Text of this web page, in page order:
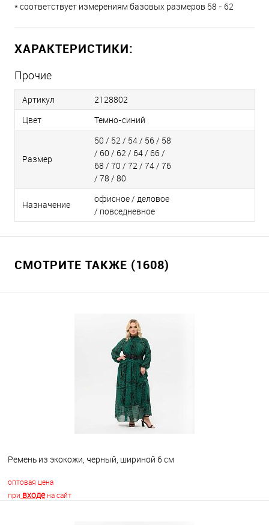
* соответствует измерениям базовых размеров 58 - 62
ХАРАКТЕРИСТИКИ:
Прочие
Артикул
2128802
Цвет
Темно-синий
Размер
50 / 52 / 54 / 56 / 58
/ 60 / 62 / 64 / 66 /
68 / 70 / 72 / 74 / 76
/ 78 / 80
Назначение
офисное / деловое
/ повседневное
СМОТРИТЕ ТАКЖЕ (1608)
Ремень из экокожи, черный, шириной 6 см
оптовая цена
при входена сайт